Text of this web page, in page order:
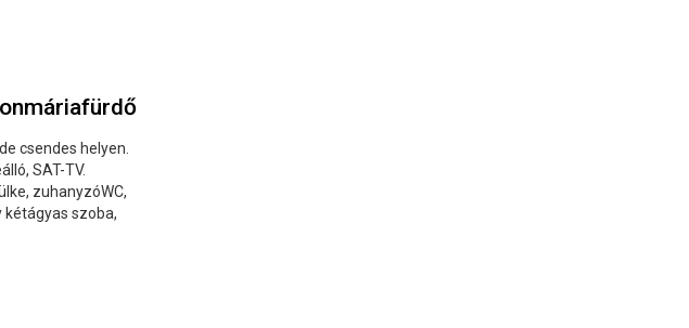
csendes helyen.
SAT-TV.
zuhanyzóWC,
kétágyas szoba,